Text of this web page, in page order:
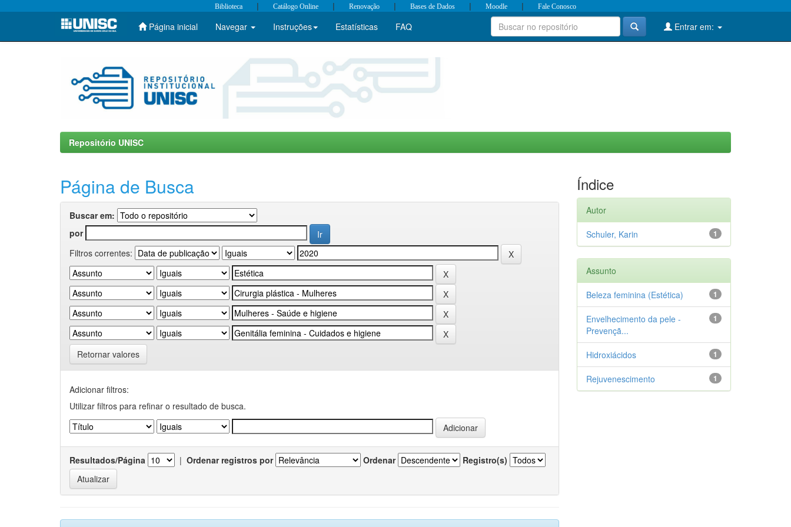
Skip
Biblioteca | Catálogo Online | Renovação | Bases de Dados | Moodle | Fale Conosco
Página inicial Navegar Instruções Estatísticas FAQ Entrar em:
Repositório UNISC
Página de Busca
Buscar em:
por
Filtros correntes:
Retornar valores
Adicionar filtros:
Utilizar filtros para refinar o resultado de busca.
Resultados/Página | Ordenar registros por Ordenar Registro(s)
Índice
Autor
1
Schuler, Karin
Assunto
1
Beleza feminina (Estética)
1
Envelhecimento da pele -
Prevençã...
1
Hidroxiácidos
1
Rejuvenescimento